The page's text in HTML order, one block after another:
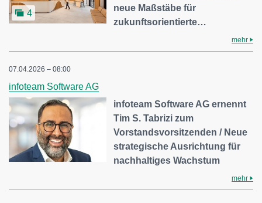
4
neue Maßstäbe für
zukunftsorientierte…
mehr
07.04.2026 – 08:00
infoteam Software AG
infoteam Software AG ernennt
Tim S. Tabrizi zum
Vorstandsvorsitzenden / Neue
strategische Ausrichtung für
nachhaltiges Wachstum
mehr